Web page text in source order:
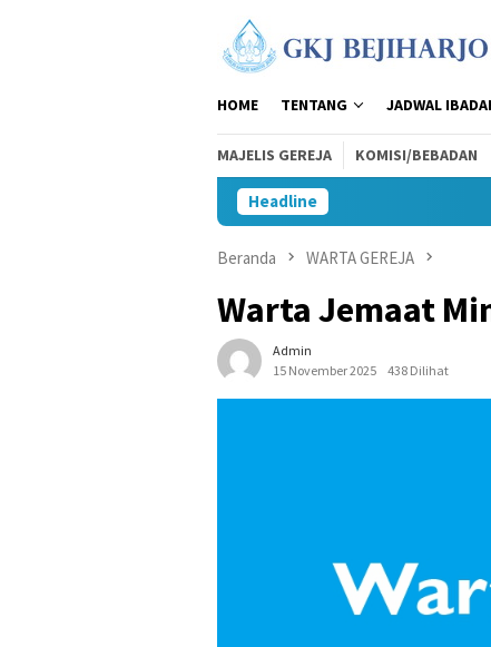
HOME TENTANG JADWAL
MAJELIS GEREJA KOMISI/BEBADAN
Headline
Beranda WARTA GEREJA
Warta Jemaat
Admin
15 November 2025
438 Dilihat